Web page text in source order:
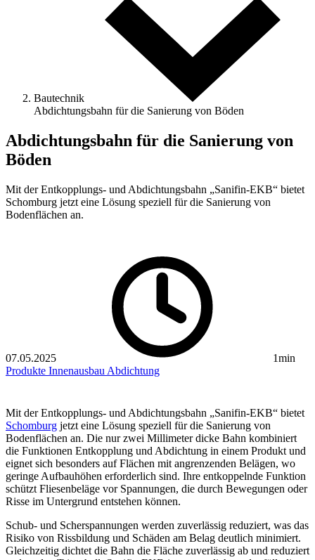
Bautechnik
Abdichtungsbahn für die Sanierung von Böden
Abdichtungsbahn für die Sanierung von
Böden
Mit der Entkopplungs- und Abdichtungsbahn „Sanifin-EKB“ bietet
Schomburg jetzt eine Lösung speziell für die Sanierung von
Bodenflächen an.
07.05.2025
1min
Produkte Innenausbau Abdichtung
Mit der Entkopplungs- und Abdichtungsbahn „Sanifin-EKB“ bietet
Schomburg jetzt eine Lösung speziell für die Sanierung von
Bodenflächen an. Die nur zwei Millimeter dicke Bahn kombiniert
die Funktionen Entkopplung und Abdichtung in einem Produkt und
eignet sich besonders auf Flächen mit angrenzenden Belägen, wo
geringe Aufbauhöhen erforderlich sind. Ihre entkoppelnde Funktion
schützt Fliesenbeläge vor Spannungen, die durch Bewegungen oder
­Risse im Untergrund entstehen können.
Schub- und Scherspannungen werden zuverlässig reduziert, was das
Risiko von Rissbildung und Schäden am Belag deutlich minimiert.
Gleichzeitig dichtet die Bahn die Fläche zuverlässig ab und reduziert